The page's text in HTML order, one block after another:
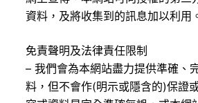
資料，及將收集到的訊息加以利用
免責聲明及法律責任限制
– 我們會為本網站盡力提供準確、
料，但不會作(明示或隱含的)保證